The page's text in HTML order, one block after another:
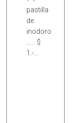
pastilla
de
inodoro
…… $
1.-…